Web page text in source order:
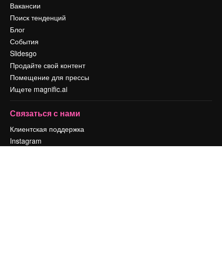
Вакансии
Поиск тенденций
Блог
События
Slidesgo
Продайте свой контент
Помещение для прессы
Ищете magnific.ai
Связаться с нами
Клиентская поддержка
Instagram